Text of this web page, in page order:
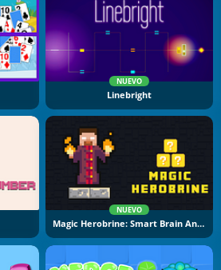
NUEVO
Linebright
NUEVO
Magic Herobrine: Smart Brain And Puzzle Quest